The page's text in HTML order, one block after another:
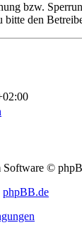
bzw.
bitte den
Software ©
phpBB.de